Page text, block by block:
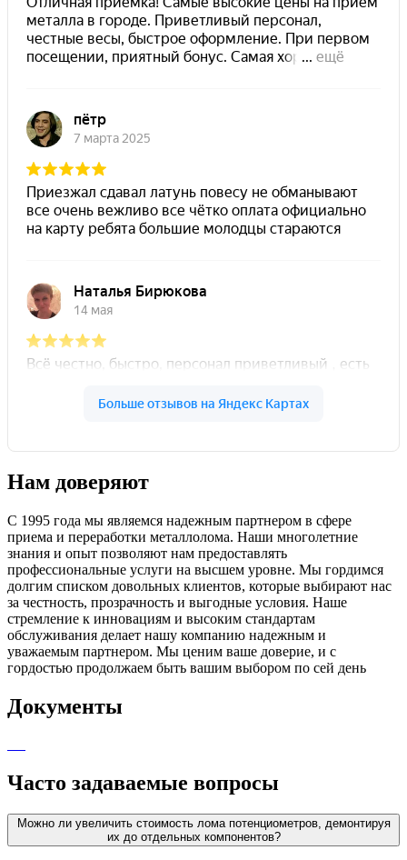
Нам доверяют
С 1995 года мы являемся надежным партнером в сфере
приема и переработки металлолома. Наши многолетние
знания и опыт позволяют нам предоставлять
профессиональные услуги на высшем уровне. Мы гордимся
долгим списком довольных клиентов, которые выбирают нас
за честность, прозрачность и выгодные условия. Наше
стремление к инновациям и высоким стандартам
обслуживания делает нашу компанию надежным и
уважаемым партнером. Мы ценим ваше доверие, и с
гордостью продолжаем быть вашим выбором по сей день
Документы
Часто задаваемые вопросы
Можно ли увеличить стоимость лома потенциометров, демонтируя
их до отдельных компонентов?